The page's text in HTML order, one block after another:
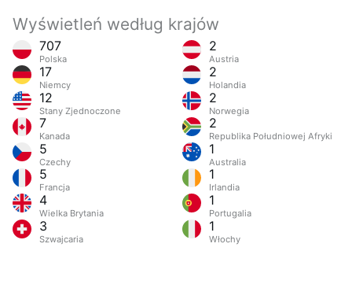
Wyświetleń według krajów
707
Polska
17
Niemcy
12
Stany Zjednoczone
7
Kanada
5
Czechy
5
Francja
4
Wielka Brytania
3
Szwajcaria
2
Austria
2
Holandia
2
Norwegia
2
Republika Południowej Afryki
1
Australia
1
Irlandia
1
Portugalia
1
Włochy